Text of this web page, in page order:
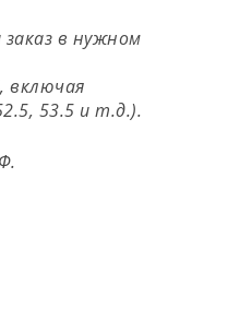
в нужном
включая
53.5 и т.д.).